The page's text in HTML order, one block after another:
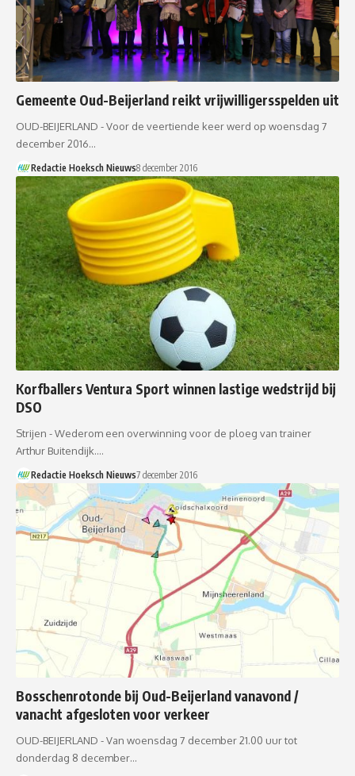
Gemeente Oud-Beijerland reikt vrijwilligersspelden uit
OUD-BEIJERLAND - Voor de veertiende keer werd op woensdag 7
december 2016…
Redactie Hoeksch Nieuws8 december 2016
Korfballers Ventura Sport winnen lastige wedstrijd bij
DSO
Strijen - Wederom een overwinning voor de ploeg van trainer
Arthur Buitendijk.…
Redactie Hoeksch Nieuws7 december 2016
Bosschenrotonde bij Oud-Beijerland vanavond /
vanacht afgesloten voor verkeer
OUD-BEIJERLAND - Van woensdag 7 december 21.00 uur tot
donderdag 8 december…